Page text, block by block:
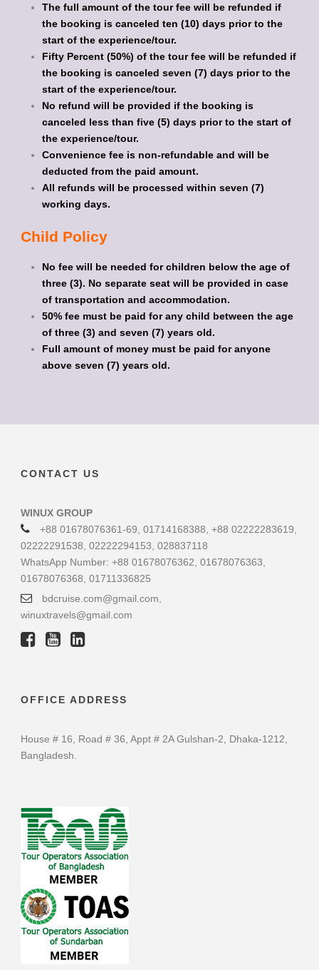
The full amount of the tour fee will be refunded if
the booking is canceled ten (10) days prior to the
start of the experience/tour.
Fifty Percent (50%) of the tour fee will be refunded if
the booking is canceled seven (7) days prior to the
start of the experience/tour.
No refund will be provided if the booking is
canceled less than five (5) days prior to the start of
the experience/tour.
Convenience fee is non-refundable and will be
deducted from the paid amount.
All refunds will be processed within seven (7)
working days.
Child Policy
No fee will be needed for children below the age of
three (3). No separate seat will be provided in case
of transportation and accommodation.
50% fee must be paid for any child between the age
of three (3) and seven (7) years old.
Full amount of money must be paid for anyone
above seven (7) years old.
CONTACT US
WINUX GROUP
+88 01678076361-69, 01714168388, +88 02222283619,
02222291538, 02222294153, 028837118
WhatsApp Number: +88 01678076362, 01678076363,
01678076368, 01711336825
bdcruise.com@gmail.com,
winuxtravels@gmail.com
OFFICE ADDRESS
House # 16, Road # 36, Appt # 2A Gulshan-2, Dhaka-1212,
Bangladesh.